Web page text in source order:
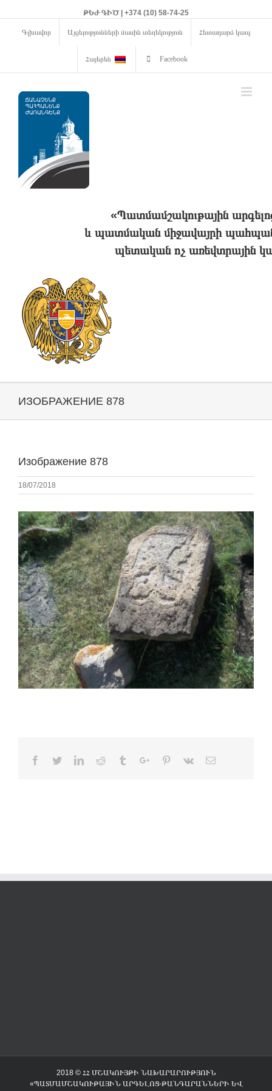
ԹԵԺ ԳԻԾ | +374 (10) 58-74-25
Գլխավոր Այցելությունների մասին տեղեկություն Հետադարձ կապ
Հայերեն Facebook
«Պատմամշակութային
և պատմական միջավայրի
պետական ոչ առեվտրային
ИЗОБРАЖЕНИЕ 878
Изображение 878
18/07/2018
Facebook
TwitterLinkedinReddit TumblrGoogle+Pinterest
Vk Email
2018 © ՀՀ ՄՇԱԿՈՒՅԹԻ ՆԱԽԱՐԱՐՈՒԹՅՈՒՆ
«ՊԱՏՄԱՄՇԱԿՈՒԹԱՅԻՆ ԱՐԳԵԼՈՑ-ԹԱՆԳԱՐԱՆՆԵՐԻ ԵՎ